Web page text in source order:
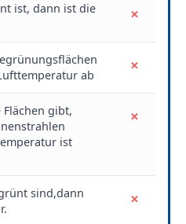
ist, dann ist die
×
ab
×
gibt,
ist
×
sind,dann
×